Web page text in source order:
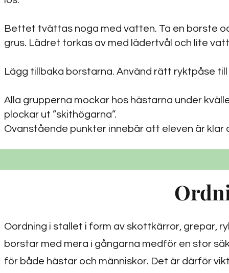
Bettet tvättas noga med vatten. Ta en borste
grus. Lädret torkas av med lädertvål och lite
Lägg tillbaka borstarna. Använd rätt ryktpåse
Alla grupperna mockar hos hästarna under
plockar ut ”skithögarna”.
Ovanstående punkter innebär att eleven är
Oordning i stallet i form av skottkärror, grepar,
borstar med mera i gångarna medför en stor
för både hästar och människor. Det är därför